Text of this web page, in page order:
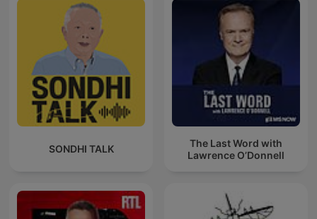
SONDHI TALK
The Last Word with
Lawrence O’Donnell